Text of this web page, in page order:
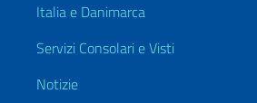
Italia e Danimarca
Servizi Consolari e Visti
Notizie